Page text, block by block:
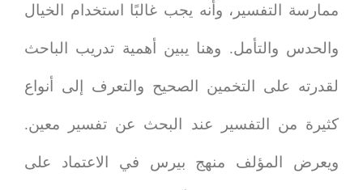
ممارسة التفسير، وأنه يجب غالبًا استخدام الخيال
والحدس والتأمل. وهنا يبين أهمية تدريب الباحث
لقدرته على التخمين الصحيح والتعرف إلى أنواع
كثيرة من التفسير عند البحث عن تفسير معين.
ويعرض المؤلف منهج بيرس في الاعتماد على